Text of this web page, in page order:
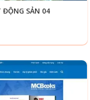
ĐỘNG SẢN 04